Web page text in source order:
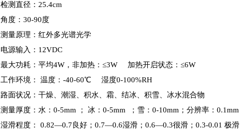
检测直径：25.4cm
角度：30-90度
测量原理：红外多光谱光学
电源输入：12VDC
最大功耗：平均4W，非加热：≤3W 加热开启状态：≤6W
工作环境： 温度：-40-60℃ 湿度0-100%RH
路面状况：干燥、潮湿、积水、霜、结冰、积雪、冰水混合物
测量厚度：水：0-5mm ； 冰：0-5mm ；雪：0-10mm；分辨率：0.1mm
湿滑程度： 0.82—0.7良好；0.7—0.6湿滑；0.6—0.3很滑；0.3-0.01 极滑